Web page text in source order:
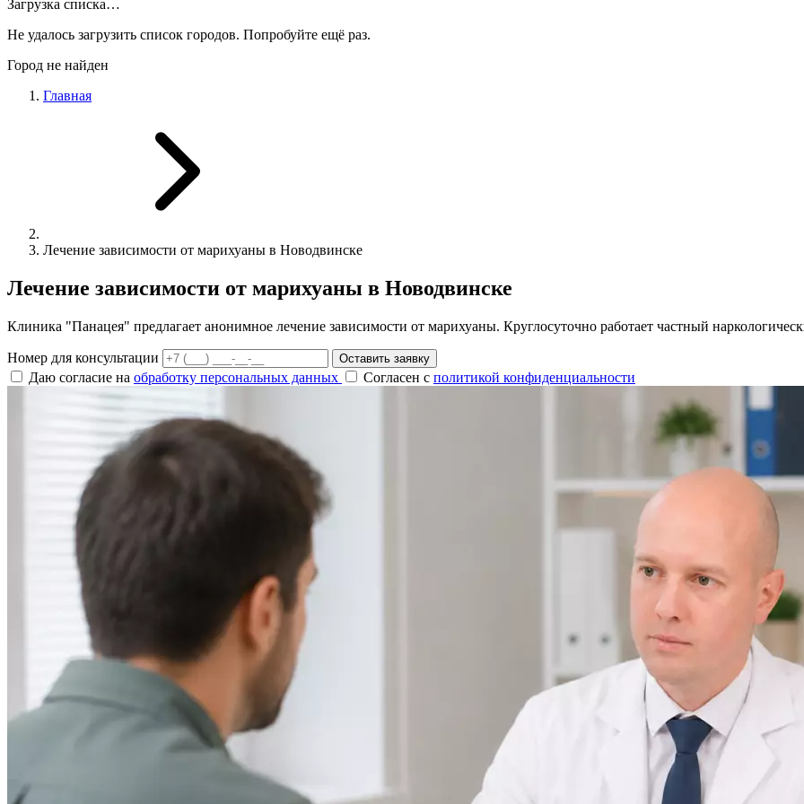
Загрузка списка…
Не удалось загрузить список городов. Попробуйте ещё раз.
Город не найден
Главная
Лечение зависимости от марихуаны в Новодвинске
Лечение зависимости от марихуаны в Новодвинске
Клиника "Панацея" предлагает анонимное лечение зависимости от марихуаны. Круглосуточно работает частный
Номер для консультации Оставить заявку
Даю согласие на обработку персональных данных Согласен с политикой конфиденциальности